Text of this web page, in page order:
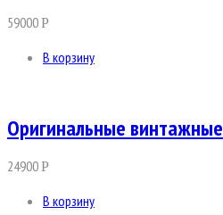
59000Р
В корзину
Оригинальные
24900Р
В корзину